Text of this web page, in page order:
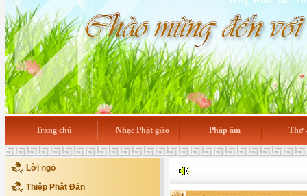
Trang chủ Nhạc Phật giáo Pháp âm Thơ
Lời ngỏ
Thiệp Phật Đản